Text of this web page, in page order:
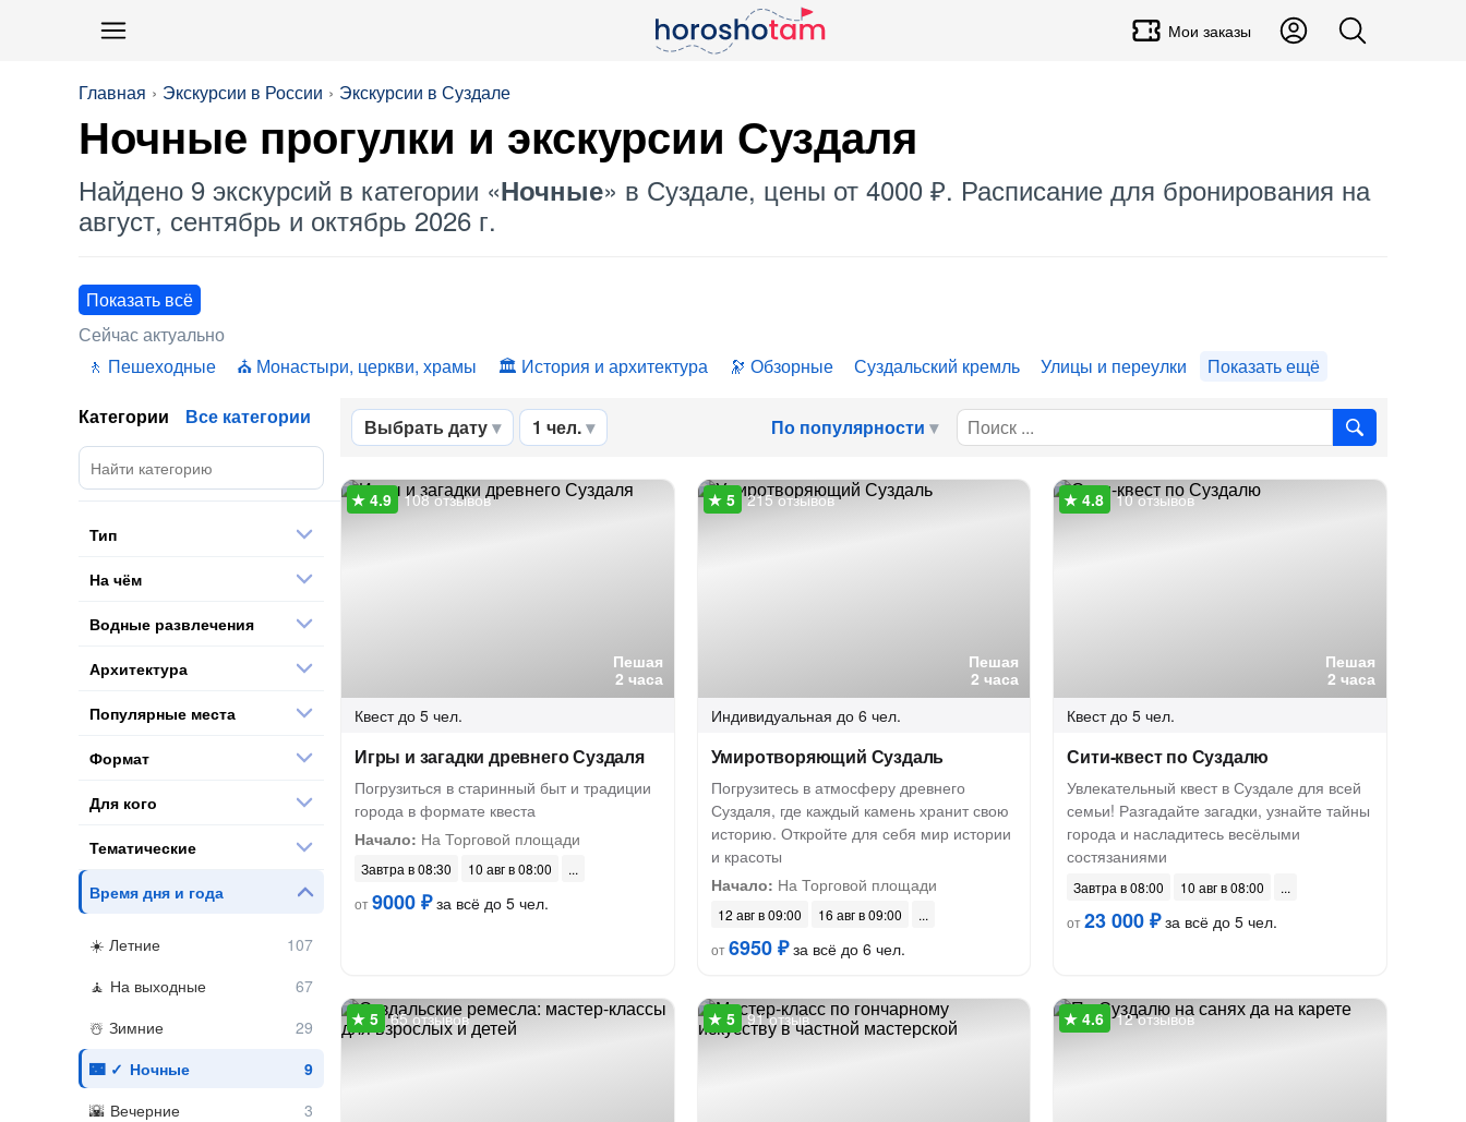
Мои заказы
Главная Экскурсии в России Экскурсии в Суздале
Ночные прогулки и экскурсии Суздаля
Найдено 9 экскурсий в категории «Ночные» в Суздале, цены от 4000 ₽. Расписание для бронирования на
август, сентябрь и октябрь 2026 г.
Показать всё
Сейчас актуально
Пешеходные
Монастыри, церкви, храмы История и архитектура Обзорные Суздальский кремль Улицы и переулки Показать ещё
Выбрать дату 1 чел. По популярности
Пешая
2 часа
108 отзывов
Квест до 5 чел.
Игры и загадки древнего Суздаля
Погрузиться в старинный быт и традиции
города в формате квеста
Начало: На Торговой площади
Завтра в 08:30
10 авг в 08:00
от9000 ₽за всё до 5 чел.
Пешая
2 часа
215 отзывов
Индивидуальная до 6 чел.
Умиротворяющий Суздаль
Погрузитесь в атмосферу древнего
Суздаля, где каждый камень хранит свою
историю. Откройте для себя мир истории
и красоты
Начало: На Торговой площади
12 авг в 09:00
16 авг в 09:00
от6950 ₽за всё до 6 чел.
Пешая
2 часа
10 отзывов
Квест до 5 чел.
Сити-квест по Суздалю
Увлекательный квест в Суздале для всей
семьи! Разгадайте загадки, узнайте тайны
города и насладитесь весёлыми
состязаниями
Завтра в 08:00
10 авг в 08:00
от23 000 ₽за всё до 5 чел.
65 отзывов 91 отзыв 12 отзывов
Категории Все категории
Тип
На чём
Водные развлечения
Архитектура
Популярные места
Формат
Для кого
Тематические
Время дня и года
Летние
На выходные
Зимние
Ночные
Вечерние